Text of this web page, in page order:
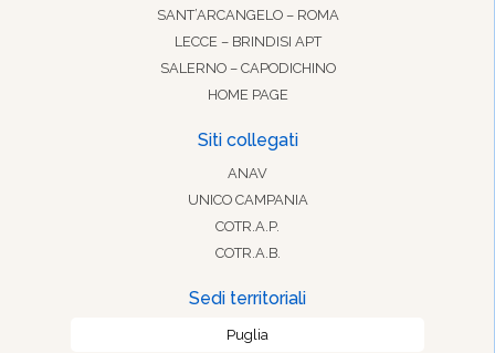
SANT’ARCANGELO – ROMA
LECCE – BRINDISI APT
SALERNO – CAPODICHINO
HOME PAGE
Siti collegati
ANAV
UNICO CAMPANIA
COTR.A.P.
COTR.A.B.
Sedi territoriali
Puglia